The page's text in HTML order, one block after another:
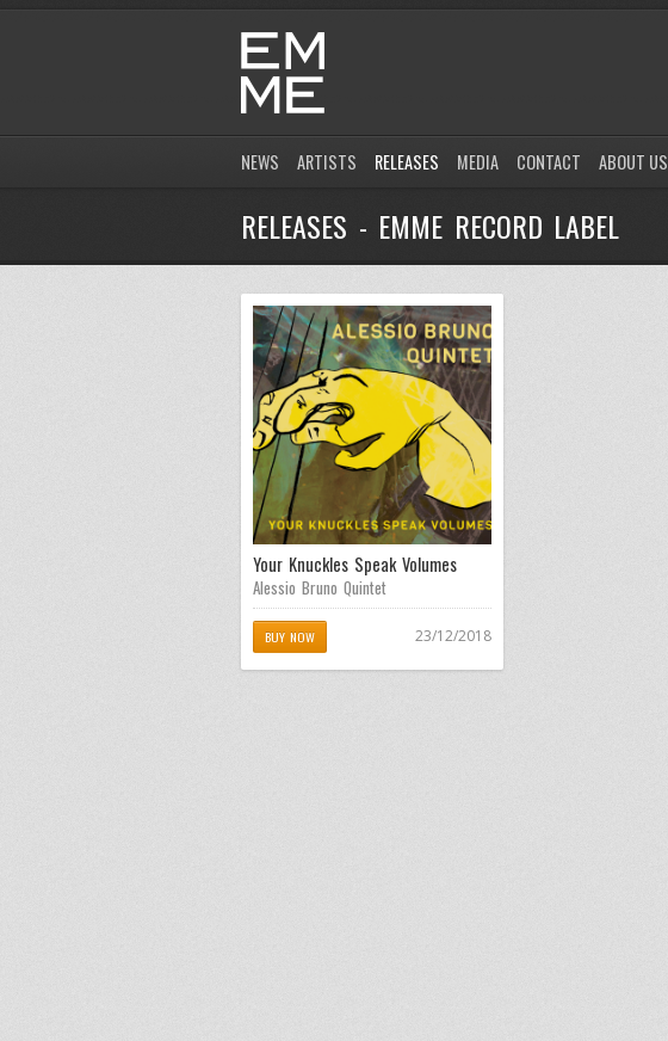
NEWS ARTISTS RELEASES MEDIA CONTACT ABOUT US
RELEASES - EMME RECORD LABEL
Your Knuckles Speak Volumes
Alessio Bruno Quintet
BUY NOW 23/12/2018